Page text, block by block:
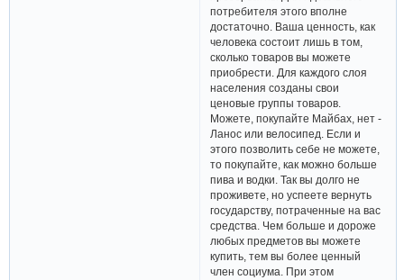
потребителя этого вполне
достаточно. Ваша ценность, как
человека состоит лишь в том,
сколько товаров вы можете
приобрести. Для каждого слоя
населения созданы свои
ценовые группы товаров.
Можете, покупайте Майбах, нет -
Ланос или велосипед. Если и
этого позволить себе не можете,
то покупайте, как можно больше
пива и водки. Так вы долго не
проживете, но успеете вернуть
государству, потраченные на вас
средства. Чем больше и дороже
любых предметов вы можете
купить, тем вы более ценный
член социума. При этом